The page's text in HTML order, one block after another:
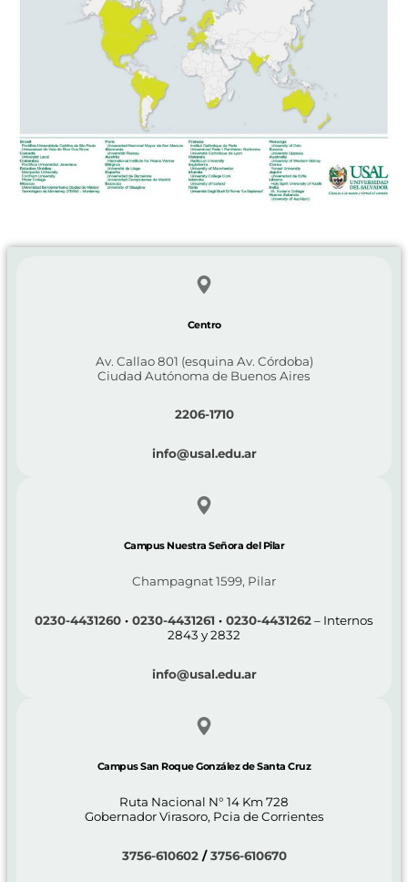
Centro
Av. Callao 801 (esquina Av. Córdoba)
Ciudad Autónoma de Buenos Aires
2206-1710
info@usal.edu.ar
Campus Nuestra Señora del Pilar
Champagnat 1599, Pilar
0230-4431260 · 0230-4431261 · 0230-4431262– Internos
2843 y 2832
info@usal.edu.ar
Campus San Roque González de Santa Cruz
Ruta Nacional N° 14 Km 728
Gobernador Virasoro, Pcia de Corrientes
3756-610602/3756-610670